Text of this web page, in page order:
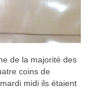
de la majorité des
coins de
midi ils étaient